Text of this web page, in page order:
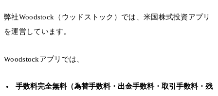
弊社Woodstock（ウッドストック）では、米国株式投資アプリ
を運営しています。
Woodstockアプリでは、
手数料完全無料（為替手数料・出金手数料・取引手数料・残